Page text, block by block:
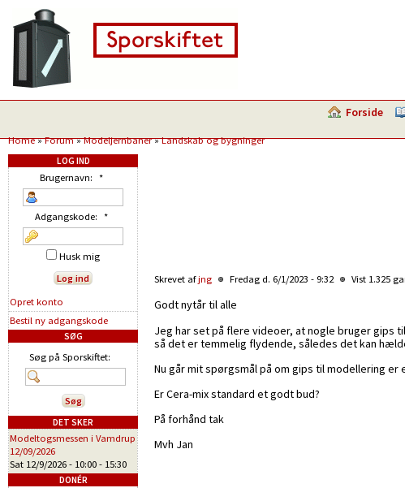
Forside
Home»Forum»Modeljernbaner»Landskab og bygninger
Skrevet afjng Fredag d. 6/1/2023 - 9:32 Vist 1.325
Godt nytår til alle
Jeg har set på flere videoer, at nogle bruger gips
så det er temmelig flydende, således det kan
Nu går mit spørgsmål på om gips til modellering
Er Cera-mix standard et godt bud?
På forhånd tak
Mvh Jan
LOG IND
Brugernavn: *
Adgangskode: *
Husk mig
Opret konto
Bestil ny adgangskode
SØG
Søg på Sporskiftet:
DET SKER
Modeltogsmessen i Vamdrup
12/09/2026
Sat 12/9/2026 - 10:00 - 15:30
DONÉR